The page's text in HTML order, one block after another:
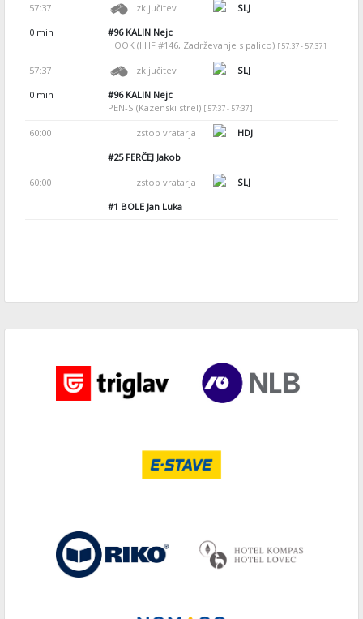
57:37 Izključitev
SLJ
0 min
#96KALIN Nejc
HOOK (IIHF #146, Zadrževanje s palico) [ 57:37 - 57:37 ]
57:37 Izključitev
SLJ
0 min
#96KALIN Nejc
PEN-S (Kazenski strel) [ 57:37 - 57:37 ]
60:00 Izstop vratarja
HDJ
#25FERČEJ Jakob
60:00 Izstop vratarja
SLJ
#1 BOLE Jan Luka